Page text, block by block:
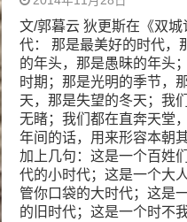
文/郭暮云 狄更斯在《双
代： 那是最美好的时代，
的年头，那是愚昧的年头
时期；那是光明的季节，
天，那是失望的冬天；我
无睹；我们都在直奔天堂
年间的话，用来形容本朝
加上几句：这是一个百姓
代的小时代；这是一个大
管你口袋的大时代；这是
的旧时代；这是一个时不